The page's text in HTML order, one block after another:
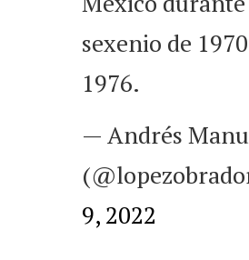
sexenio de
1976.
— Andrés
9, 2022